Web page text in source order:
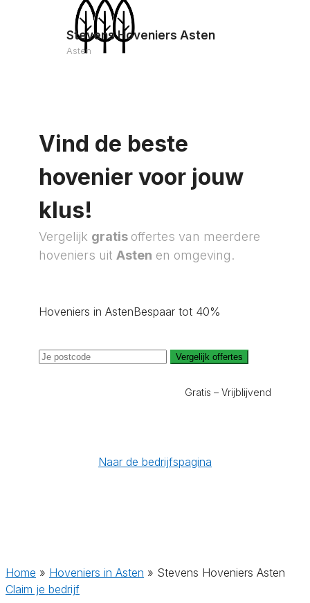
Stevens Hoveniers Asten
Asten
Vind de beste
hovenier voor jouw
klus!
Vergelijk gratis offertes van meerdere
hoveniers uit Asten en omgeving.
Hoveniers in AstenBespaar tot 40%
Vergelijk offertes
Gratis – Vrijblijvend
Naar de bedrijfspagina
Home » Hoveniers in Asten » Stevens Hoveniers Asten
Claim je bedrijf